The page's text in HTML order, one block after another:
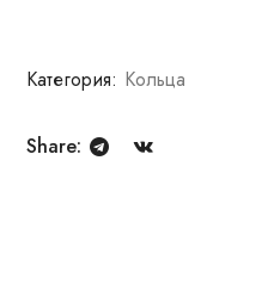
Категория: Кольца
Share: